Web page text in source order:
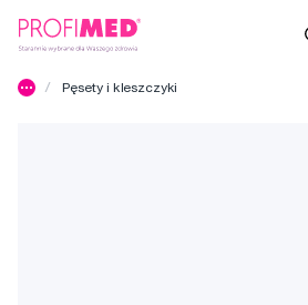
Pęsety i kleszczyki